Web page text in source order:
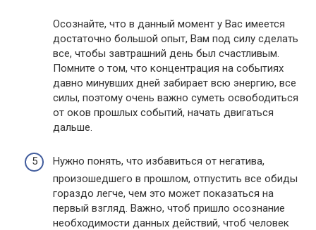
Осознайте, что в данный момент у Вас имеется
достаточно большой опыт, Вам под силу сделать
все, чтобы завтрашний день был счастливым.
Помните о том, что концентрация на событиях
давно минувших дней забирает всю энергию, все
силы, поэтому очень важно суметь освободиться
от оков прошлых событий, начать двигаться
дальше.
Нужно понять, что избавиться от негатива,
произошедшего в прошлом, отпустить все обиды
гораздо легче, чем это может показаться на
первый взгляд. Важно, чтоб пришло осознание
необходимости данных действий, чтоб человек